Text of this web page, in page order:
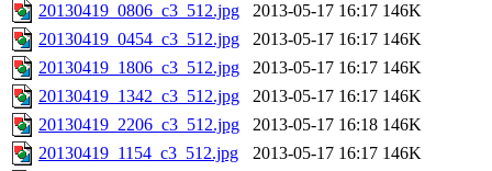
20130419_0806_c3_512.jpg
2013-05-17 16:17 146K
20130419_0454_c3_512.jpg
2013-05-17 16:17 146K
20130419_1806_c3_512.jpg
2013-05-17 16:17 146K
20130419_1342_c3_512.jpg
2013-05-17 16:17 146K
20130419_2206_c3_512.jpg
2013-05-17 16:18 146K
20130419_1154_c3_512.jpg
2013-05-17 16:17 146K